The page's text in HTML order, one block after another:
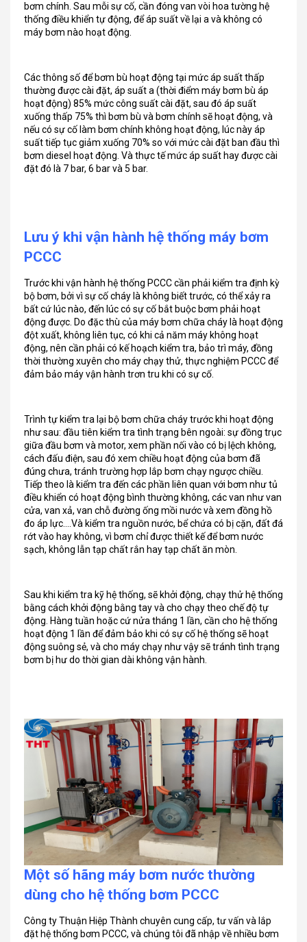
bơm chính. Sau mỗi sự cố, cần đóng van vòi hoa tường hệ
thống điều khiển tự động, để áp suất về lại a và không có
máy bơm nào hoạt động.
Các thông số để bơm bù hoạt động tại mức áp suất thấp
thường được cài đặt, áp suất a (thời điểm máy bơm bù áp
hoạt động) 85% mức công suất cài đặt, sau đó áp suất
xuống thấp 75% thì bơm bù và bơm chính sẽ hoạt động, và
nếu có sự cố làm bơm chính không hoạt động, lúc này áp
suất tiếp tục giảm xuống 70% so với mức cài đặt ban đầu thì
bơm diesel hoạt động. Và thực tế mức áp suất hay được cài
đặt đó là 7 bar, 6 bar và 5 bar.
Lưu ý khi vận hành hệ thống máy bơm
PCCC
Trước khi vận hành hệ thống PCCC cần phải kiểm tra định kỳ
bộ bơm, bởi vì sự cố cháy là không biết trước, có thể xảy ra
bất cứ lúc nào, đến lúc có sự cố bắt buộc bơm phải hoạt
động được. Do đặc thù của máy bơm chữa cháy là hoạt động
đột xuất, không liên tục, có khi cả năm máy không hoạt
động, nên cần phải có kế hoạch kiểm tra, bảo trì máy, đồng
thời thường xuyên cho máy chạy thử, thực nghiệm PCCC để
đảm bảo máy vận hành trơn tru khi có sự cố.
Trình tự kiểm tra lại bộ bơm chữa cháy trước khi hoạt động
như sau: đầu tiên kiểm tra tình trạng bên ngoài: sự đồng trục
giữa đầu bơm và motor, xem phần nối vào có bị lệch không,
cách đấu điện, sau đó xem chiều hoạt động của bơm đã
đúng chưa, tránh trường hợp lắp bơm chạy ngược chiều.
Tiếp theo là kiểm tra đến các phần liên quan với bơm như tủ
điều khiển có hoạt động bình thường không, các van như van
cửa, van xả, van chỗ đường ống mồi nước và xem đồng hồ
đo áp lực….Và kiểm tra nguồn nước, bể chứa có bị cặn, đất đá
rớt vào hay không, vì bơm chỉ được thiết kế để bơm nước
sạch, không lẫn tạp chất rắn hay tạp chất ăn mòn.
Sau khi kiểm tra kỹ hệ thống, sẽ khởi động, chạy thử hệ thống
bằng cách khởi động bằng tay và cho chạy theo chế độ tự
động. Hàng tuần hoặc cứ nửa tháng 1 lần, cần cho hệ thống
hoạt động 1 lần để đảm bảo khi có sự cố hệ thống sẽ hoạt
động suông sẻ, và cho máy chạy như vậy sẽ tránh tình trạng
bơm bị hư do thời gian dài không vận hành.
Một số hãng máy bơm nước thường
dùng cho hệ thống bơm PCCC
Công ty Thuận Hiệp Thành chuyên cung cấp, tư vấn và lắp
đặt hệ thống bơm PCCC, và chúng tôi đã nhập về nhiều bơm